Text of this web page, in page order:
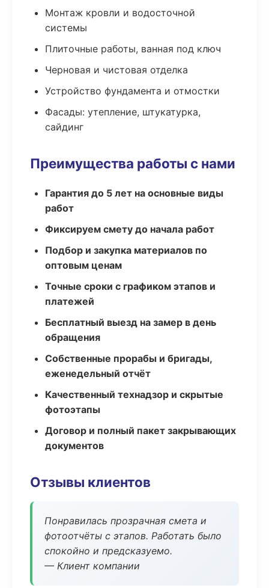
Монтаж кровли и водосточной
системы
Плиточные работы, ванная под ключ
Черновая и чистовая отделка
Устройство фундамента и отмостки
Фасады: утепление, штукатурка,
сайдинг
Преимущества работы с нами
Гарантия до 5 лет на основные виды
работ
Фиксируем смету до начала работ
Подбор и закупка материалов по
оптовым ценам
Точные сроки с графиком этапов и
платежей
Бесплатный выезд на замер в день
обращения
Собственные прорабы и бригады,
еженедельный отчёт
Качественный технадзор и скрытые
фотоэтапы
Договор и полный пакет закрывающих
документов
Отзывы клиентов
Понравилась прозрачная смета и
фотоотчёты с этапов. Работать было
спокойно и предсказуемо.
— Клиент компании